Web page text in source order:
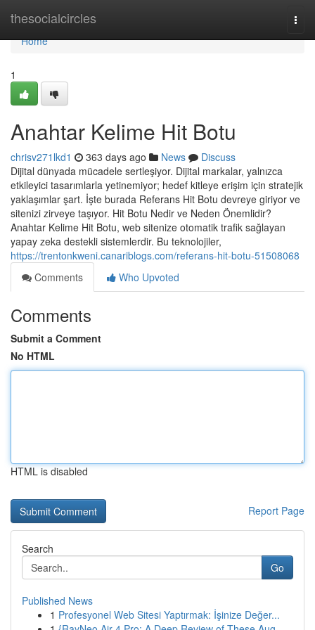
thesocialcircles
Home
Home
1
Anahtar Kelime Hit Botu
chrisv271lkd1 363 days ago News
Discuss
Dijital dünyada mücadele sertleşiyor. Dijital markalar, yalnızca
etkileyici tasarımlarla yetinemiyor; hedef kitleye erişim için stratejik
yaklaşımlar şart. İşte burada Referans Hit Botu devreye giriyor ve
sitenizi zirveye taşıyor. Hit Botu Nedir ve Neden Önemlidir?
Anahtar Kelime Hit Botu, web sitenize otomatik trafik sağlayan
yapay zeka destekli sistemlerdir. Bu teknolojiler,
https://trentonkweni.canariblogs.com/referans-hit-botu-51508068
Comments
Who Upvoted
Comments
Submit a Comment
No HTML
HTML is disabled
Report Page
Search
Go
Published News
1 Profesyonel Web Sitesi Yaptırmak: İşinize Değer...